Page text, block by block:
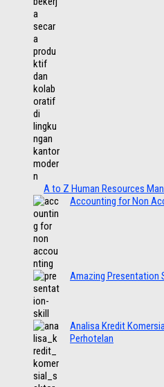
A to Z Human Resources
Accounting for Non
Amazing Presentation
Analisa Kredit
Perhotelan